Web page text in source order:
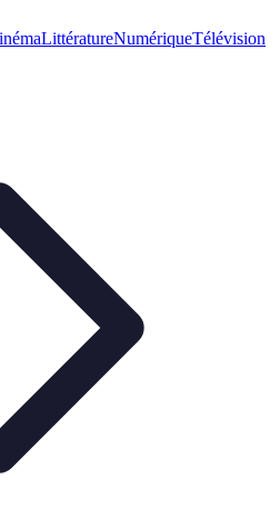
LittératureNumériqueTélévision